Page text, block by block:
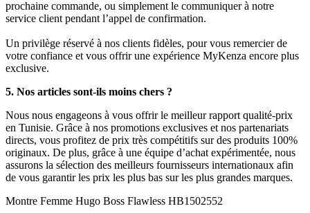
prochaine commande, ou simplement le communiquer à notre
service client pendant l’appel de confirmation.
Un privilège réservé à nos clients fidèles, pour vous remercier de
votre confiance et vous offrir une expérience MyKenza encore plus
exclusive.
5. Nos articles sont-ils moins chers ?
Nous nous engageons à vous offrir le meilleur rapport qualité-prix
en Tunisie. Grâce à nos promotions exclusives et nos partenariats
directs, vous profitez de prix très compétitifs sur des produits 100%
originaux. De plus, grâce à une équipe d’achat expérimentée, nous
assurons la sélection des meilleurs fournisseurs internationaux afin
de vous garantir les prix les plus bas sur les plus grandes marques.
Montre Femme Hugo Boss Flawless HB1502552